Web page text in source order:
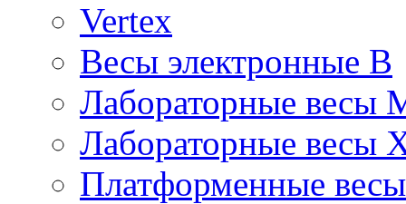
Vertex
Весы электронные B
Лабораторные весы
Лабораторные весы
Платформенные